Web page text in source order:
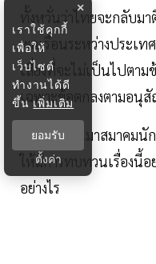
ทั้งหวั่นว่าไทยจะกลับมา
พลเรือนระหว่างประเท
เสี่ยงที่จะไม่เป็นไปตาม
เฉพาะข้อตกลงตามอนุ
ทำให้ที่ผ่านมาสมาคมนั
ให้มีการทบทวนเรื่องนี้
อย่างไร
×
เราใช้คุกกี้
เพื่อให้
เว็บไซต์
ทำงานได้ดี
ขึ้นเพิ่มเติม
ยอมรับ
ตั้งค่า